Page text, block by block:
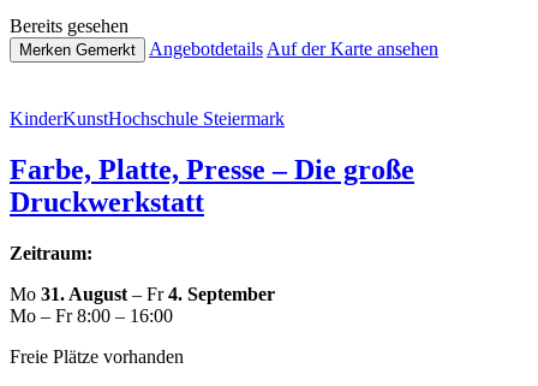
Bereits gesehen
Merken Gemerkt Ange­botde­tails Auf der Karte ansehen
Kin­der­Kunst­Hoch­schu­le Steiermark
Farbe, Platte, Presse – Die große
Druckwerkstatt
Zeitraum:
Mo 31. August – Fr4. September
Mo – Fr 8:00 – 16:00
Freie Plätze vorhanden